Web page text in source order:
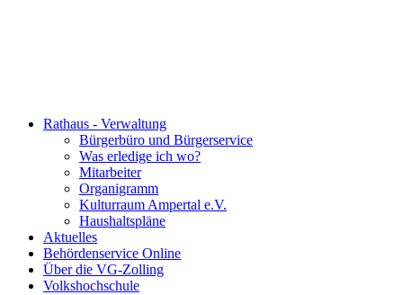
Rathaus - Verwaltung
Bürgerbüro und Bürgerservice
Was erledige ich wo?
Mitarbeiter
Organigramm
Kulturraum Ampertal e.V.
Haushaltspläne
Aktuelles
Behördenservice Online
Über die VG-Zolling
Volkshochschule